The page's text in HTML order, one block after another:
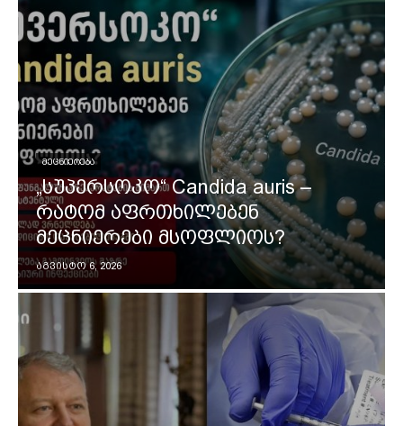
ᲛᲔᲪᲜᲘᲔᲠᲔᲑᲐ
„სუპერსოკო“ Candida auris –
რატომ აფრთხილებენ
მეცნიერები მსოფლიოს?
აგვისტო 6, 2026